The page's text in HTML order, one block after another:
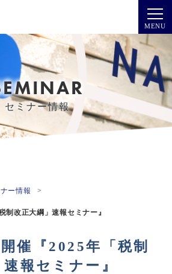
セミナー情報
ー情報
制改正大綱」速報セミナー』
催『2025年「税制
報セミナー』